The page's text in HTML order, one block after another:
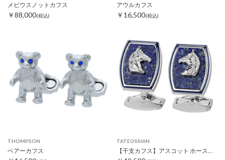
メビウスノットカフス
￥88,000(税込)
アウルカフス
￥16,500(税込)
THOMPSON
ベアーカフス
TATEOSSIAN
【干支カフス】アスコット ホースカフス